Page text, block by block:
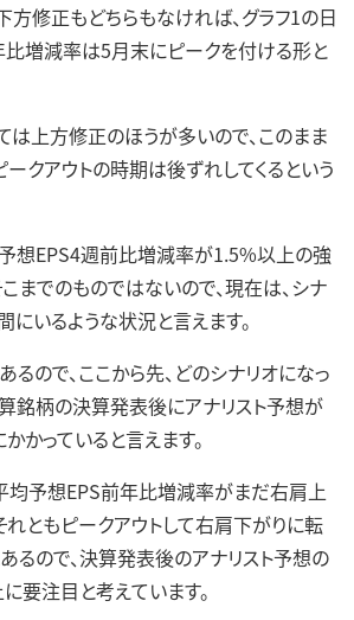
方修正もどちらもなければ、グラフ1の日
増減率は5月末にピークを付ける形と
は上方修正のほうが多いので、このまま
ークアウトの時期は後ずれしてくるという
想EPS4週前比増減率が1.5%以上の強
までのものではないので、現在は、シナ
にいるような状況と言えます。
ので、ここから先、どのシナリオになっ
銘柄の決算発表後にアナリスト予想が
かっていると言えます。
均予想EPS前年比増減率がまだ右肩上
れともピークアウトして右肩下がりに転
るので、決算発表後のアナリスト予想の
要注目と考えています。